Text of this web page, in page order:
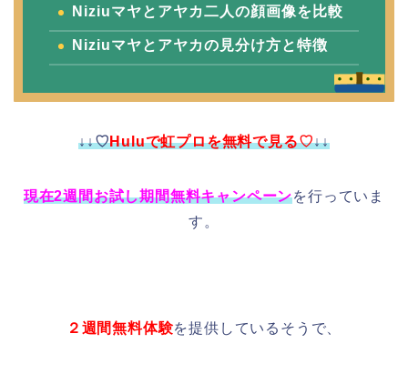
Niziuマヤとアヤカ二人の顔画像を比較
Niziuマヤとアヤカの見分け方と特徴
↓↓♡Huluで虹プロを無料で見る♡↓↓
現在2週間お試し期間無料キャンペーンを行っていま
す。
２週間無料体験を提供しているそうで、